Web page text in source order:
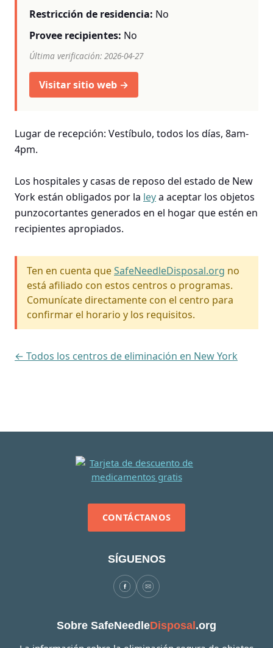
Restricción de residencia: No
Provee recipientes: No
Última verificación: 2026-04-27
Visitar sitio web →
Lugar de recepción: Vestíbulo, todos los días, 8am-
4pm.
Los hospitales y casas de reposo del estado de New
York están obligados por la leya aceptar los objetos
punzocortantes generados en el hogar que estén en
recipientes apropiados.
Ten en cuenta queSafeNeedleDisposal.org no
está afiliado con estos centros o programas.
Comunícate directamente con el centro para
confirmar el horario y los requisitos.
← Todos los centros de eliminación en New York
CONTÁCTANOS
SÍGUENOS
Sobre SafeNeedleDisposal.org